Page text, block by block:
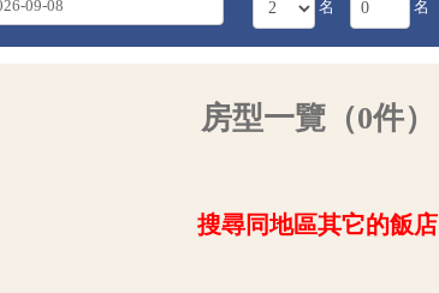
名
名
房型一覽（0件）
搜尋同地區其它的飯店